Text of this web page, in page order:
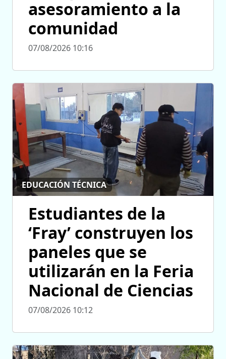
asesoramiento a la
comunidad
07/08/2026 10:16
EDUCACIÓN TÉCNICA
Estudiantes de la
‘Fray’ construyen los
paneles que se
utilizarán en la Feria
Nacional de Ciencias
07/08/2026 10:12